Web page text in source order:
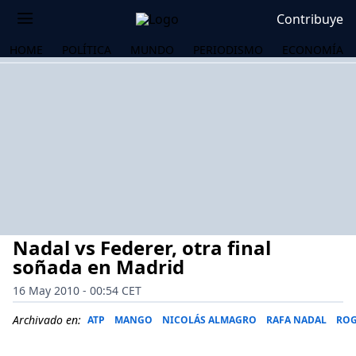
Contribuye
HOME POLÍTICA MUNDO PERIODISMO ECONOMÍA
Nadal vs Federer, otra final
soñada en Madrid
16 May 2010 - 00:54 CET
Archivado en: ATP MANGO NICOLÁS ALMAGRO RAFA NADAL